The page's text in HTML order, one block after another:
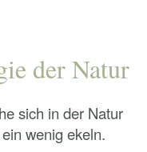
der Natur
sich in der Natur
wenig ekeln.